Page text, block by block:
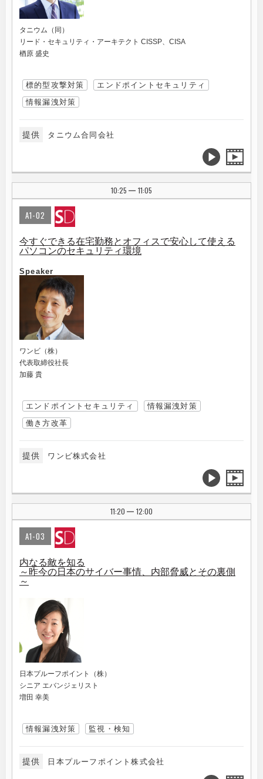
タニウム（同）
リード・セキュリティ・アーキテクト CISSP、CISA
楢原 盛史
標的型攻撃対策
エンドポイントセキュリティ
情報漏洩対策
提供 タニウム合同会社
10:25 | 11:05
A1-02
今すぐできる在宅勤務とオフィスで安心して使える
パソコンのセキュリティ環境
Speaker
ワンビ（株）
代表取締役社長
加藤 貴
エンドポイントセキュリティ
情報漏洩対策
働き方改革
提供 ワンビ株式会社
11:20 | 12:00
A1-03
内なる敵を知る
～昨今の日本のサイバー事情、内部脅威とその裏側
～
日本プルーフポイント（株）
シニア エバンジェリスト
増田 幸美
情報漏洩対策 監視・検知
提供 日本プルーフポイント株式会社